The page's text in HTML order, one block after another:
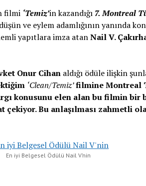
filmi ‘Temiz’in kazandığı 7. Montreal
ve eylem adamlığının yanında
yapıtlara imza atanNail V.
Onur Cihanaldığı ödüle ilişkin
‘Clean/Temiz’filmine Montreal
konusunu elen alan bu filmin bir
çekiyor. Bu anlaşılması zahmetli
En iyi Belgesel Ödülü Nail V’nin